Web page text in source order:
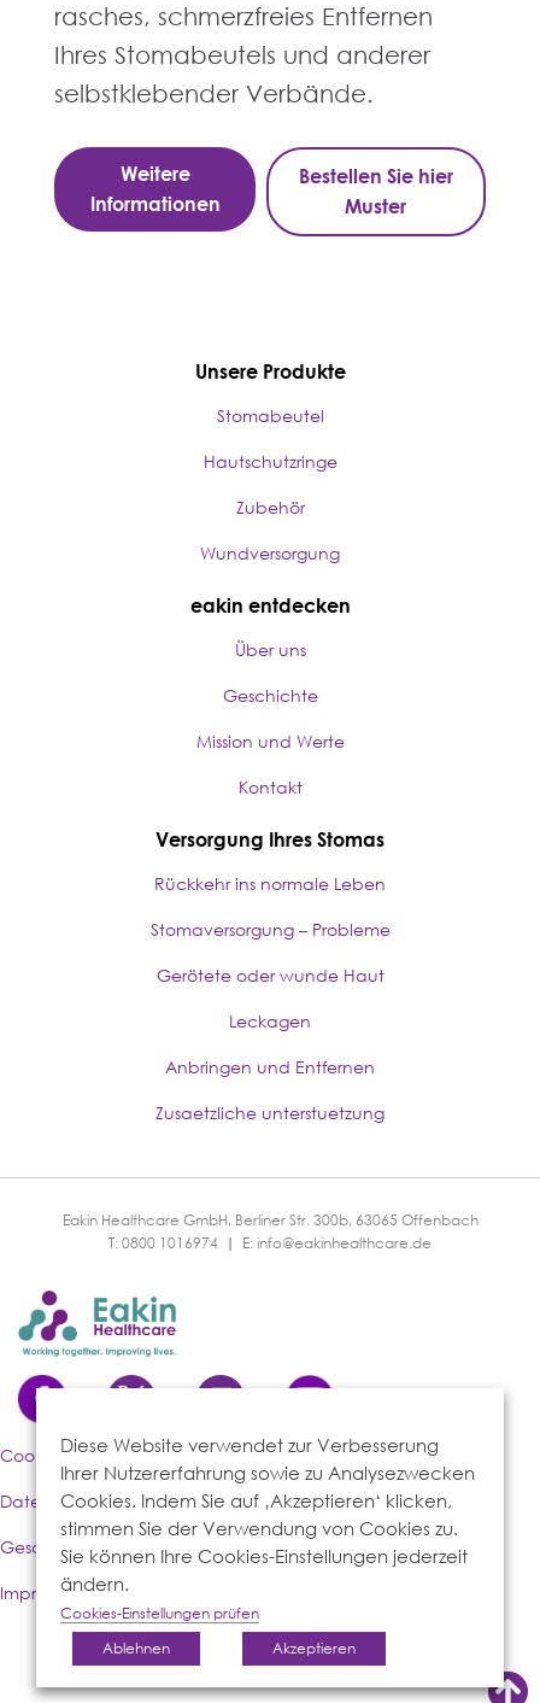
rasches, schmerzfreies Entfernen
Ihres Stomabeutels und anderer
selbstklebender Verbände.
Weitere
Informationen
Bestellen Sie hier
Muster
Unsere Produkte
Stomabeutel
Hautschutzringe
Zubehör
Wundversorgung
eakin entdecken
Über uns
Geschichte
Mission und Werte
Kontakt
Versorgung Ihres Stomas
Rückkehr ins normale Leben
Stomaversorgung – Probleme
Gerötete oder wunde Haut
Leckagen
Anbringen und Entfernen
Zusaetzliche unterstuetzung
Eakin Healthcare GmbH, Berliner Str. 300b, 63065 Offenbach
T: 0800 1016974 | E: info@eakinhealthcare.de
Cookies-Richtlinie
Datenschutzerklärung
Geschäftsbedingungen
Impressum
Diese Website verwendet zur Verbesserung
Ihrer Nutzererfahrung sowie zu Analysezwecken
Cookies. Indem Sie auf ‚Akzeptieren‘ klicken,
stimmen Sie der Verwendung von Cookies zu.
Sie können Ihre Cookies-Einstellungen jederzeit
ändern.
Cookies-Einstellungen prüfen
Ablehnen
Akzeptieren